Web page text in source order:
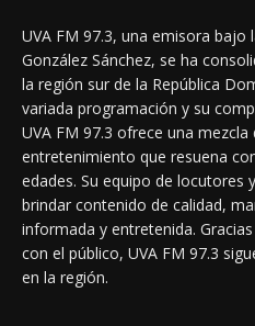
UVA FM 97.3, una emisora bajo
González Sánchez, se ha
la región sur de la República
variada programación y su
UVA FM 97.3 ofrece una
entretenimiento que resuena
edades. Su equipo de locutores
brindar contenido de calidad,
informada y entretenida.
con el público, UVA FM 97.3
en la región.